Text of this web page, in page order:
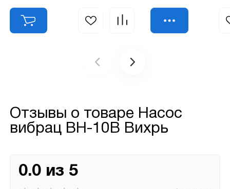
Отзывы о товаре Насос
вибрац ВН-10В Вихрь
0.0 из 5